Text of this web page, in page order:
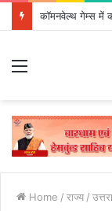
Home / राज्य /